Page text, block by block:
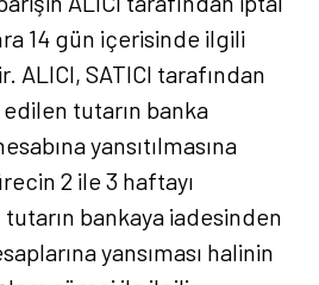
14 gün içerisinde ilgili
ALICI, SATICI tarafından
tutarın banka
yansıtılmasına
2 ile 3 haftayı
bankaya iadesinden
yansıması halinin